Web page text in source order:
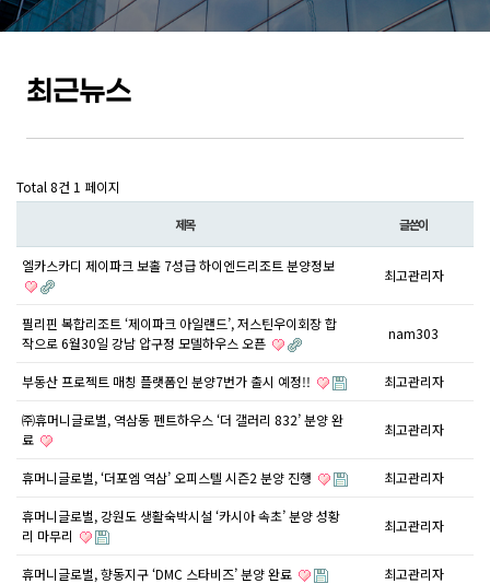
최근뉴스
Total 8건 1 페이지
제목 글쓴이
엘카스카디 제이파크 보홀 7성급 하이엔드리조트 분양정보
최고관리자
필리핀 복합리조트 ‘제이파크 아일랜드’, 저스틴우이회장 합
작으로 6월30일 강남 압구정 모델하우스 오픈
nam303
부동산 프로젝트 매칭 플랫폼인 분양7번가 출시 예정!! 최고관리자
㈜휴머니글로벌, 역삼동 펜트하우스 ‘더 갤러리 832’ 분양 완
료
최고관리자
휴머니글로벌, ‘더포엠 역삼’ 오피스텔 시즌2 분양 진행 최고관리자
휴머니글로벌, 강원도 생활숙박시설 ‘카시아 속초’ 분양 성황
리 마무리
최고관리자
휴머니글로벌, 향동지구 ‘DMC 스타비즈’ 분양 완료 최고관리자